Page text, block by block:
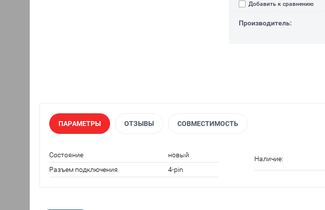
Добавить к сравнению
Производитель:
ПАРАМЕТРЫ ОТЗЫВЫ СОВМЕСТИМОСТЬ
Состояние
новый
Разъем подключения
4-pin
Наличие: